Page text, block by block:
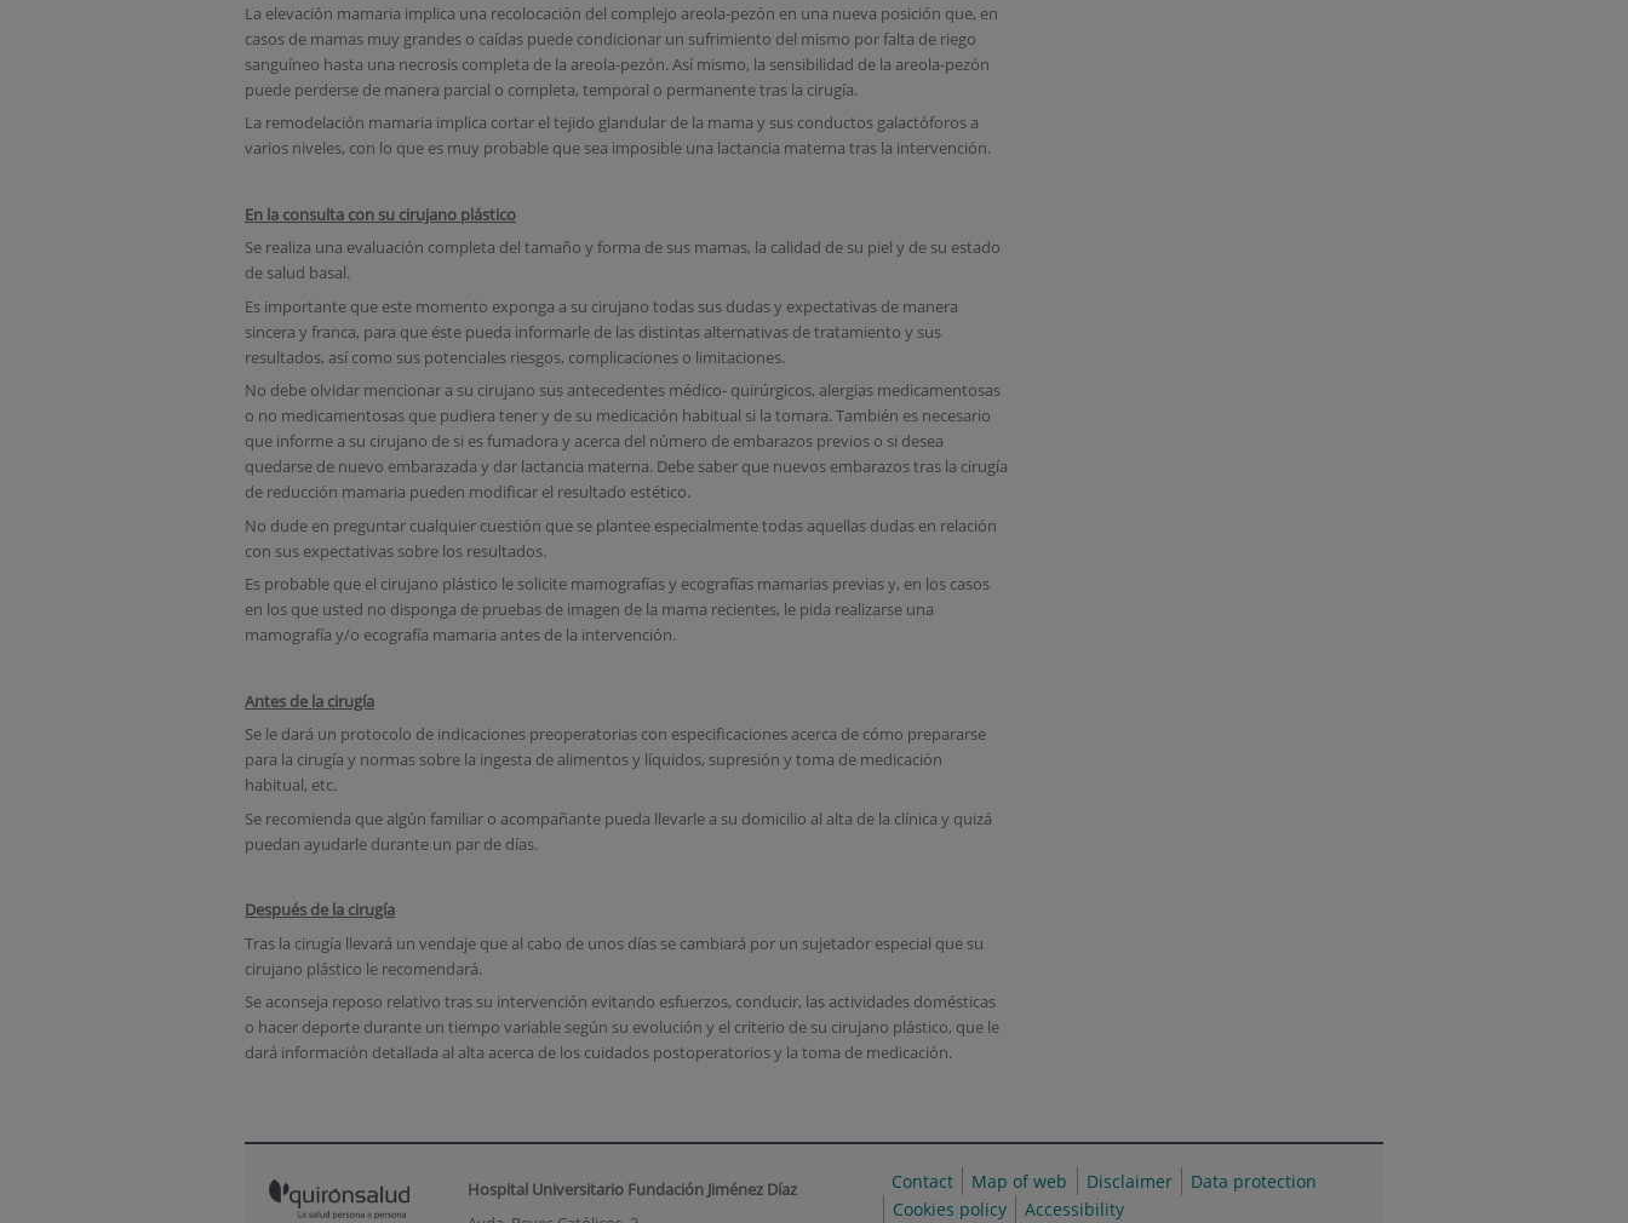
La elevación mamaria implica una recolocación del complejo areola-pezón en una nueva posición que, en
casos de mamas muy grandes o caídas puede condicionar un sufrimiento del mismo por falta de riego
sanguíneo hasta una necrosis completa de la areola-pezón. Así mismo, la sensibilidad de la areola-pezón
puede perderse de manera parcial o completa, temporal o permanente tras la cirugía.
La remodelación mamaria implica cortar el tejido glandular de la mama y sus conductos galactóforos a
varios niveles, con lo que es muy probable que sea imposible una lactancia materna tras la intervención.
En la consulta con su cirujano plástico
Se realiza una evaluación completa del tamaño y forma de sus mamas, la calidad de su piel y de su estado
de salud basal.
Es importante que este momento exponga a su cirujano todas sus dudas y expectativas de manera
sincera y franca, para que éste pueda informarle de las distintas alternativas de tratamiento y sus
resultados, así como sus potenciales riesgos, complicaciones o limitaciones.
No debe olvidar mencionar a su cirujano sus antecedentes médico- quirúrgicos, alergias medicamentosas
o no medicamentosas que pudiera tener y de su medicación habitual si la tomara. También es necesario
que informe a su cirujano de si es fumadora y acerca del número de embarazos previos o si desea
quedarse de nuevo embarazada y dar lactancia materna. Debe saber que nuevos embarazos tras la cirugía
de reducción mamaria pueden modificar el resultado estético.
No dude en preguntar cualquier cuestión que se plantee especialmente todas aquellas dudas en relación
con sus expectativas sobre los resultados.
Es probable que el cirujano plástico le solicite mamografías y ecografías mamarias previas y, en los casos
en los que usted no disponga de pruebas de imagen de la mama recientes, le pida realizarse una
mamografía y/o ecografía mamaria antes de la intervención.
Antes de la cirugía
Se le dará un protocolo de indicaciones preoperatorias con especificaciones acerca de cómo prepararse
para la cirugía y normas sobre la ingesta de alimentos y líquidos, supresión y toma de medicación
habitual, etc.
Se recomienda que algún familiar o acompañante pueda llevarle a su domicilio al alta de la clínica y quizá
puedan ayudarle durante un par de días.
Después de la cirugía
Tras la cirugía llevará un vendaje que al cabo de unos días se cambiará por un sujetador especial que su
cirujano plástico le recomendará.
Se aconseja reposo relativo tras su intervención evitando esfuerzos, conducir, las actividades domésticas
o hacer deporte durante un tiempo variable según su evolución y el criterio de su cirujano plástico, que le
dará información detallada al alta acerca de los cuidados postoperatorios y la toma de medicación.
Hospital Universitario Fundación Jiménez Díaz
Contact Map of web Disclaimer
Data protection
Cookies policy
Accessibility